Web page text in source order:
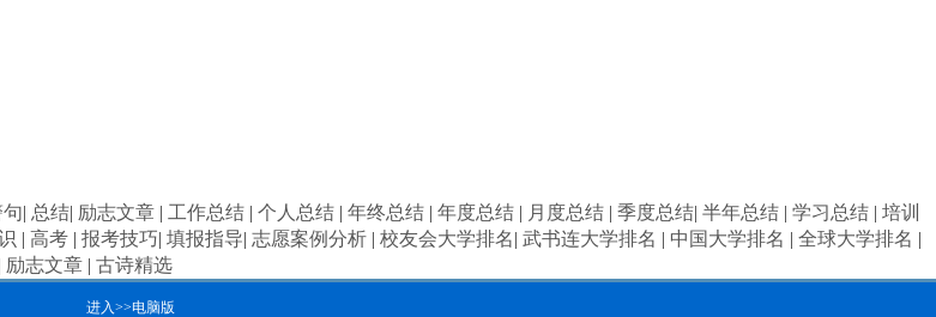
| 总结| 励志文章 | 工作总结 | 个人总结 | 年终总结 | 年度总结 | 月度总结 | 季度总结| 半年总结 | 学习总结 | 培训
| 高考 | 报考技巧| 填报指导| 志愿案例分析 | 校友会大学排名| 武书连大学排名 | 中国大学排名 | 全球大学排名 |
励志文章 | 古诗精选
进入>>电脑版